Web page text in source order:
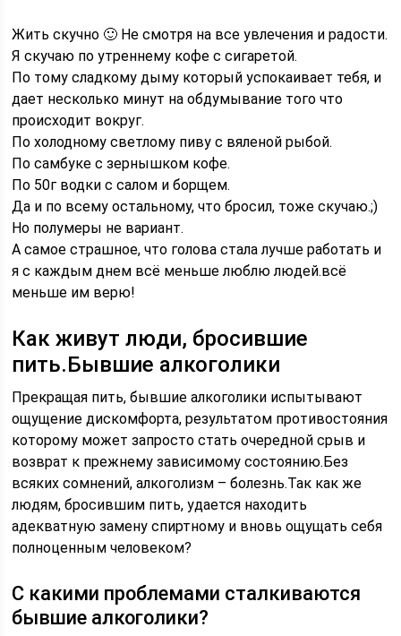
Жить скучно 🙂 Не смотря на все увлечения и радости.
Я скучаю по утреннему кофе с сигаретой.
По тому сладкому дыму который успокаивает тебя, и
дает несколько минут на обдумывание того что
происходит вокруг.
По холодному светлому пиву с вяленой рыбой.
По самбуке с зернышком кофе.
По 50г водки с салом и борщем.
Да и по всему остальному, что бросил, тоже скучаю.;)
Но полумеры не вариант.
А самое страшное, что голова стала лучше работать и
я с каждым днем всё меньше люблю людей.всё
меньше им верю!
Как живут люди, бросившие
пить.Бывшие алкоголики
Прекращая пить, бывшие алкоголики испытывают
ощущение дискомфорта, результатом противостояния
которому может запросто стать очередной срыв и
возврат к прежнему зависимому состоянию.Без
всяких сомнений, алкоголизм – болезнь.Так как же
людям, бросившим пить, удается находить
адекватную замену спиртному и вновь ощущать себя
полноценным человеком?
С какими проблемами сталкиваются
бывшие алкоголики?